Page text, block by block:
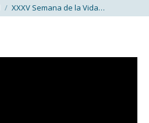
XXXV Semana de la Vida…